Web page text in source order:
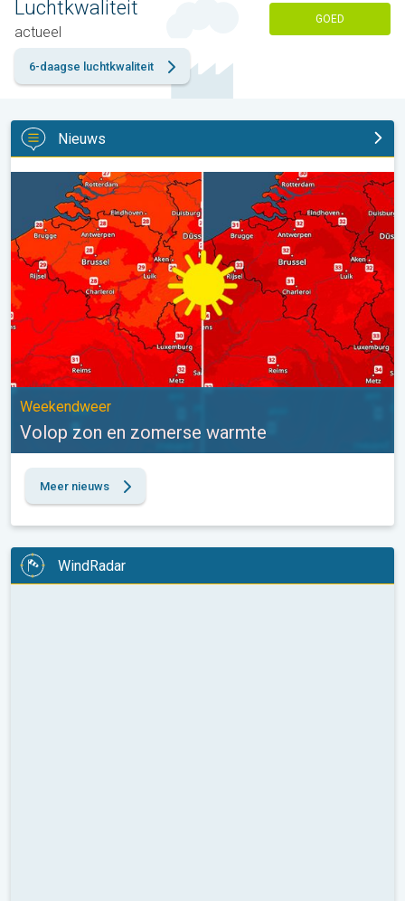
Luchtkwaliteit
actueel
GOED
6-daagse luchtkwaliteit
Nieuws
Volop zon en zomerse warmte. Weekendweer. . .
Weekendweer
Volop zon en zomerse warmte
Meer nieuws
WindRadar